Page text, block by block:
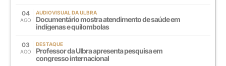
04
AGO
AUDIOVISUAL DA ULBRA
Documentário mostra atendimento de saúde em
indígenas e quilombolas
03
AGO
DESTAQUE
Professor da Ulbra apresenta pesquisa em
congresso internacional